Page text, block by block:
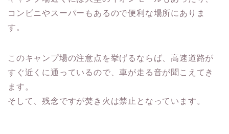
コンビニやスーパーもあるので便利な場所にありま
す。
このキャンプ場の注意点を挙げるならば、高速道路が
すぐ近くに通っているので、車が走る音が聞こえてき
ます。
そして、残念ですが焚き火は禁止となっています。